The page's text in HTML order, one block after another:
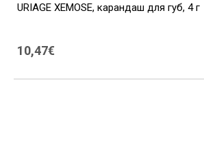
URIAGE XEMOSE, карандаш для губ, 4 г
10,47€